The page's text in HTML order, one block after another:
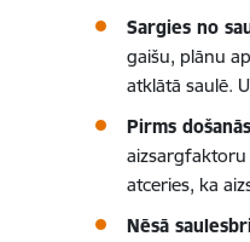
Sargies no
gaišu, plānu
atklātā saulē.
Pirms
aizsargfaktoru
atceries, ka
Nēsā